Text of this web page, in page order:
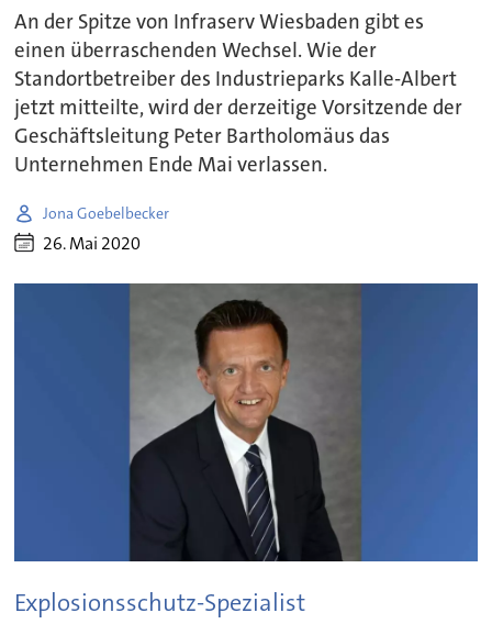
An der Spitze von Infraserv Wiesbaden gibt es
einen überraschenden Wechsel. Wie der
Standortbetreiber des Industrieparks Kalle-Albert
jetzt mitteilte, wird der derzeitige Vorsitzende der
Geschäftsleitung Peter Bartholomäus das
Unternehmen Ende Mai verlassen.
Jona Goebelbecker
26. Mai 2020
Explosionsschutz-Spezialist